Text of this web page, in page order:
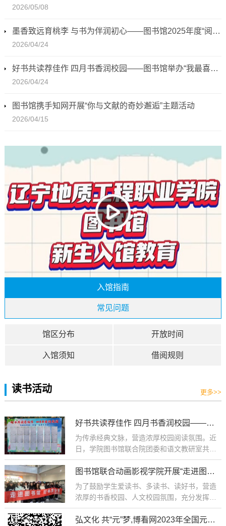
2026/05/08
墨香致远育桃李 与书为伴润初心——图书馆2025年度“阅读之星”揭晓
2026/04/24
好书共读荐佳作 四月书香润校园——图书馆举办“我最喜欢的一本书”荐读活动
2026/04/24
图书馆携手知网开展“你与文献的奇妙邂逅”主题活动
2026/04/15
入馆指南
常见问题
馆区分布 开放时间
入馆须知 借阅规则
读书活动 更多>>
好书共读荐佳作 四月书香润校园——图书馆举办“我最喜欢的一本书”荐读活动
为传承经典文脉，营造浓厚校园阅读氛围。近
日，学院图书馆联合院团委和语文教研室共同
举办了“我最喜欢的一本书”荐读活动。此次活动
以阅读实践课为切入点，以荐书作品评选为亮
点，涵盖好书分享、优秀作品评选等环节，吸
引学生积极参与，取得了良好反响与育人成
放，集中向同学展示了文学经典、红色读物、
图书馆联合动画影视学院开展“走进图书馆，好书共分享”活动
为了鼓励学生爱读书、多读书、读好书，营造
浓厚的书香校园、人文校园氛围，充分发挥图
书馆的用途，动画影视学院开展“走进图书馆，
好书共分享”活动。图书馆老师有针对性地引导
弘文化 共“元”梦,博看网2023年全国元宇宙探索闯关